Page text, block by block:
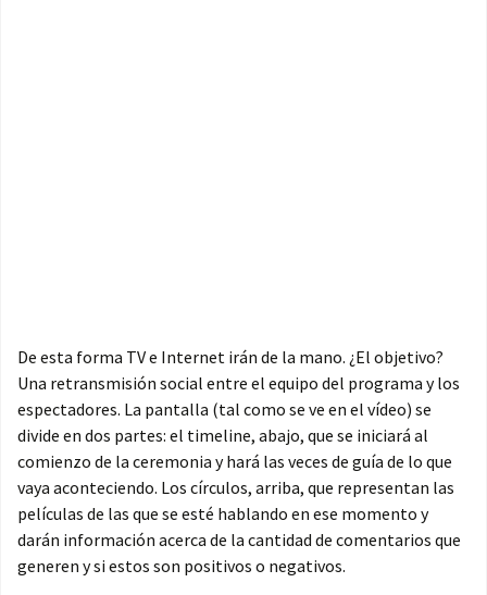
De esta forma TV e Internet irán de la mano. ¿El objetivo?
Una retransmisión social entre el equipo del programa y los
espectadores. La pantalla (tal como se ve en el vídeo) se
divide en dos partes: el timeline, abajo, que se iniciará al
comienzo de la ceremonia y hará las veces de guía de lo que
vaya aconteciendo. Los círculos, arriba, que representan las
películas de las que se esté hablando en ese momento y
darán información acerca de la cantidad de comentarios que
generen y si estos son positivos o negativos.